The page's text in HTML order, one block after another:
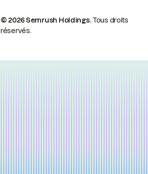
© 2026 Semrush Holdings.Tous droits
réservés.